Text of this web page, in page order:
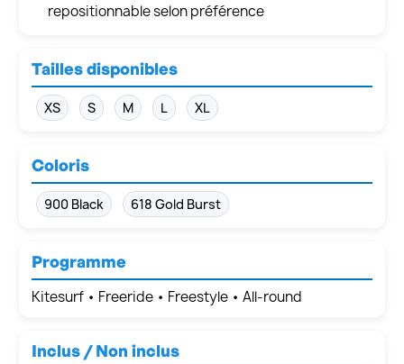
repositionnable selon préférence
Tailles disponibles
XS S M L XL
Coloris
900 Black 618 Gold Burst
Programme
Kitesurf • Freeride • Freestyle • All-round
Inclus / Non inclus